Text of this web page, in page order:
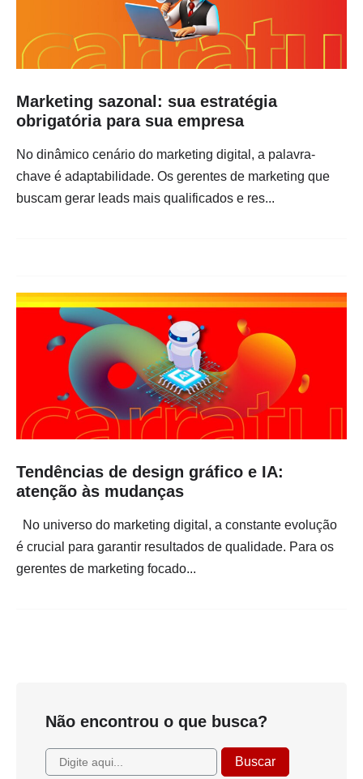
Marketing sazonal: sua estratégia
obrigatória para sua empresa
No dinâmico cenário do marketing digital, a palavra-
chave é adaptabilidade. Os gerentes de marketing que
buscam gerar leads mais qualificados e res...
Tendências de design gráfico e IA:
atenção às mudanças
No universo do marketing digital, a constante evolução
é crucial para garantir resultados de qualidade. Para os
gerentes de marketing focado...
Não encontrou o que busca?